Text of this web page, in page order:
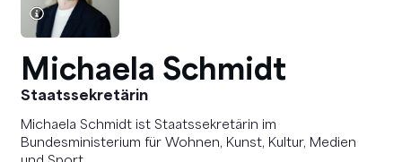
Michaela Schmidt
Staatssekretärin
Michaela Schmidt ist Staatssekretärin im
Bundesministerium für Wohnen, Kunst, Kultur, Medien